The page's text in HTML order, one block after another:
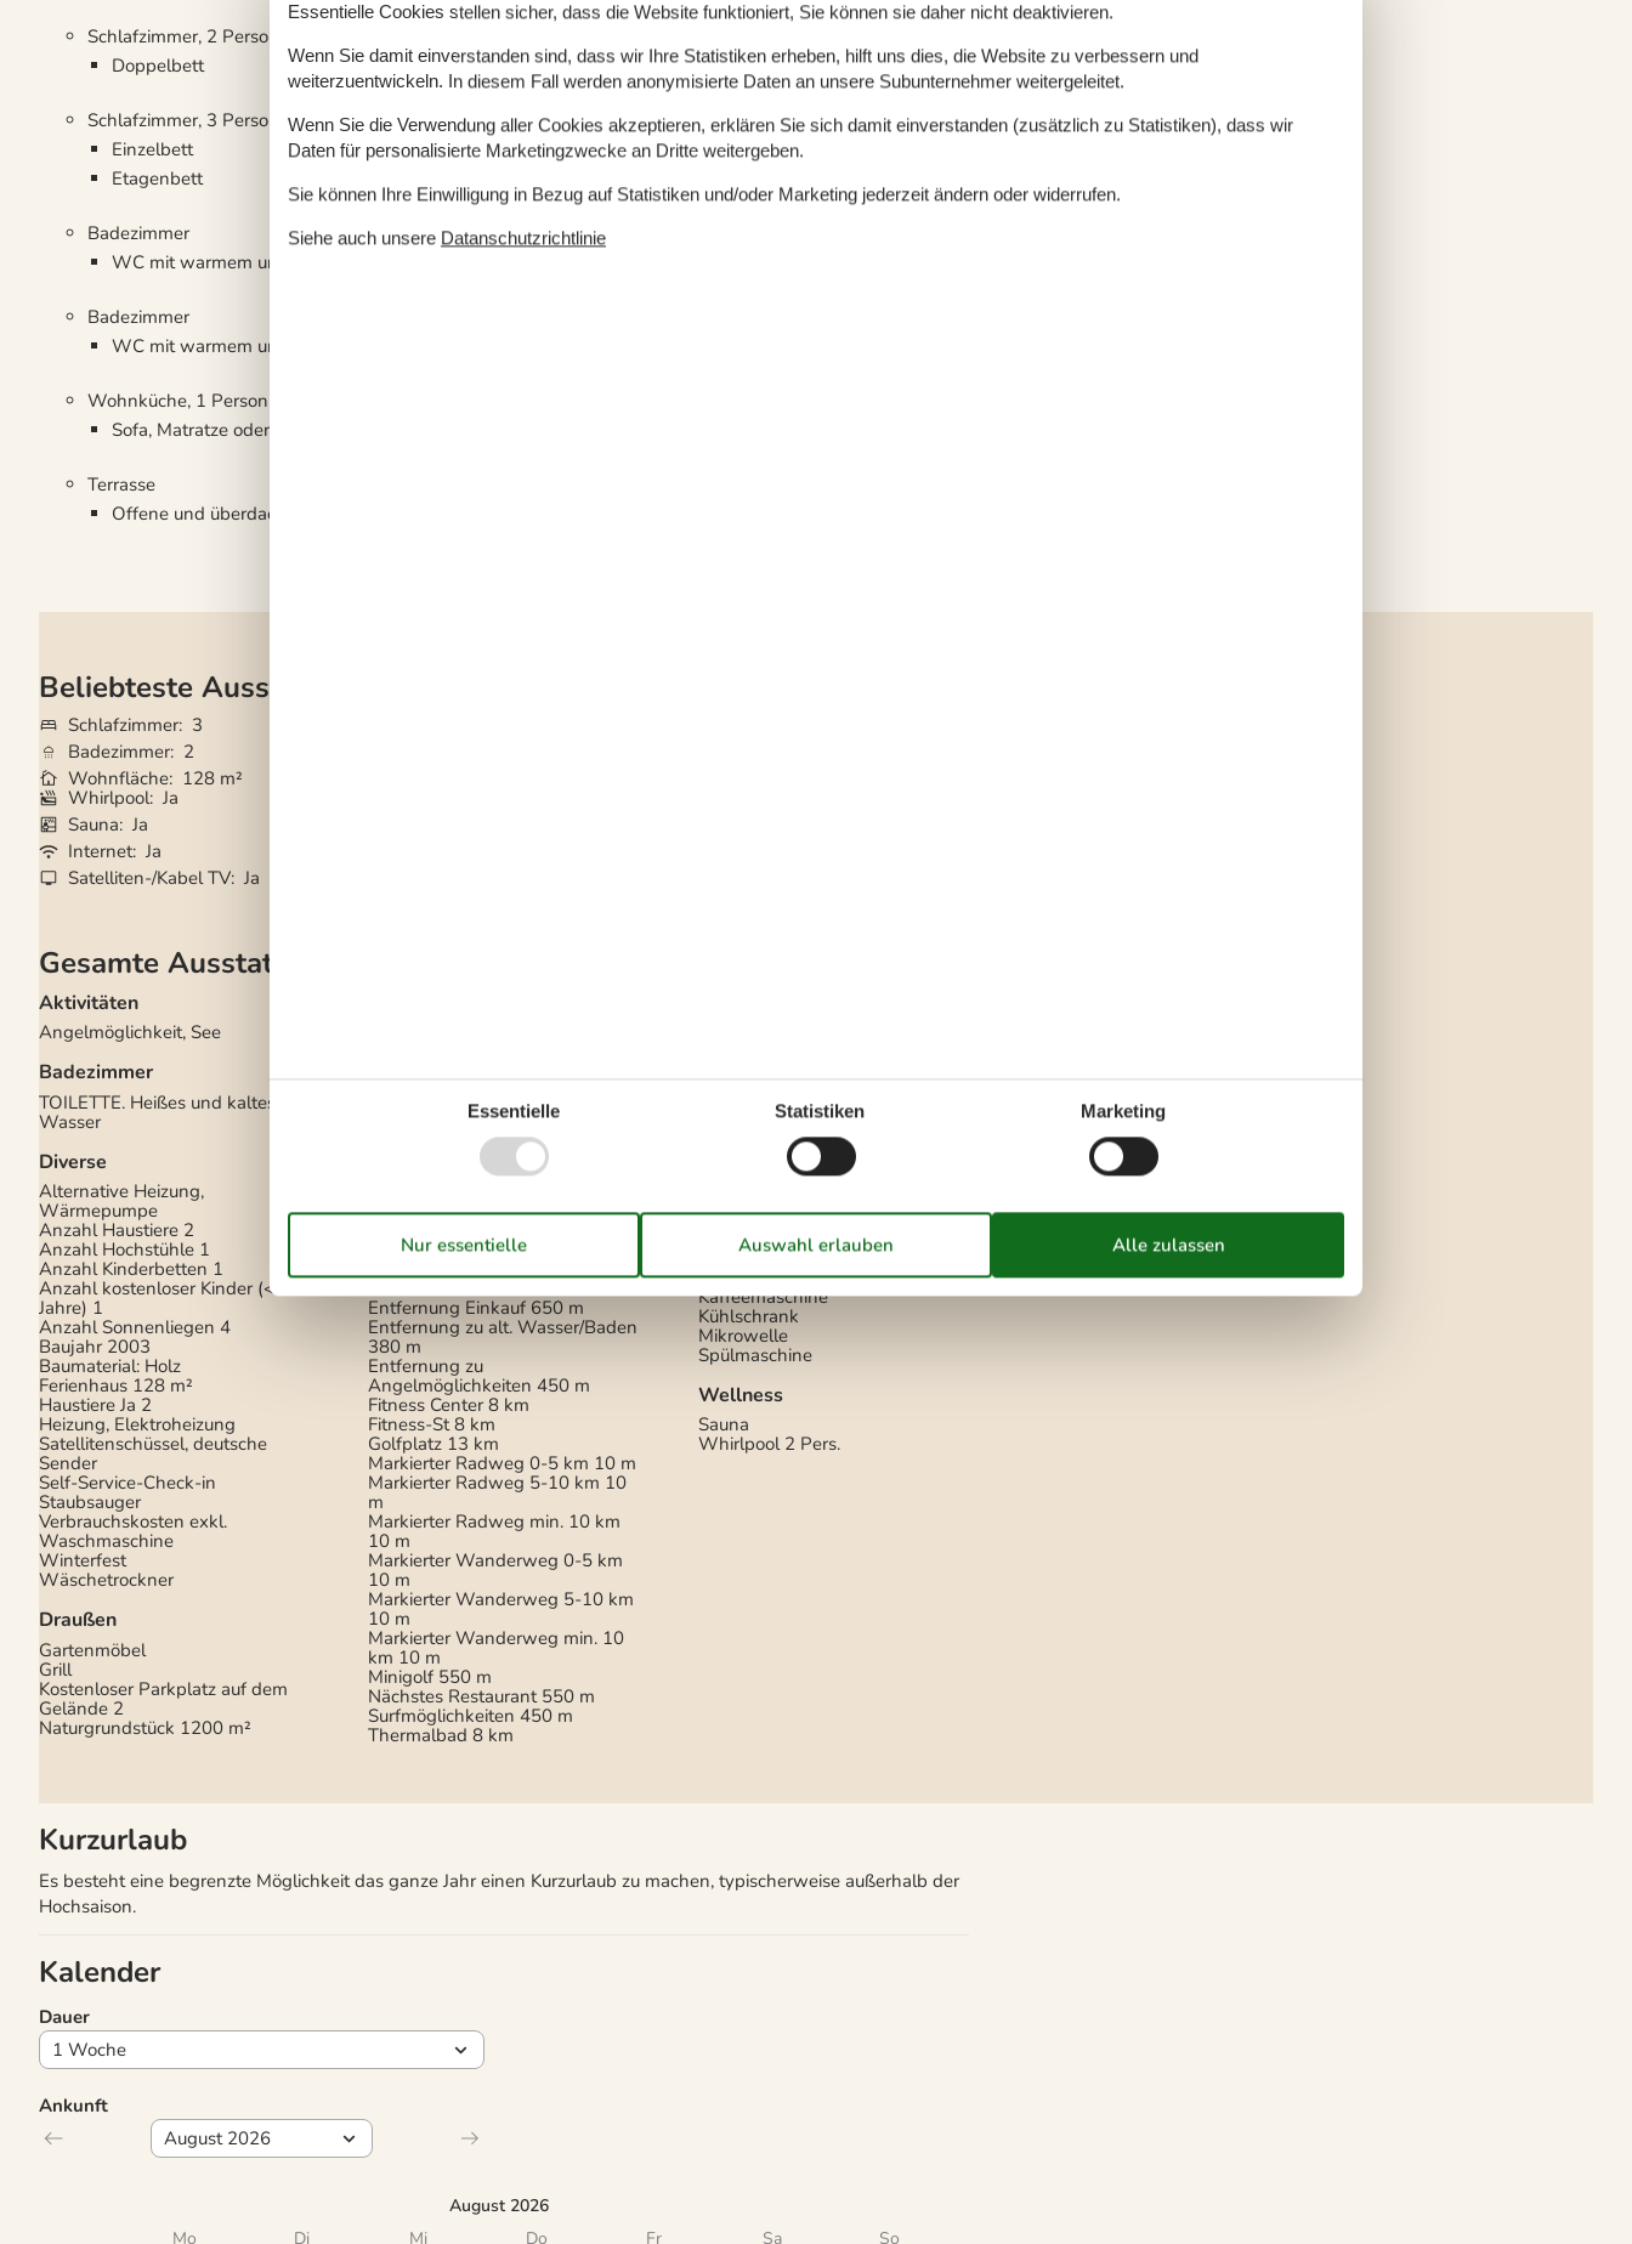
Schlafzimmer, 2 Personen
Doppelbett
Schlafzimmer, 3 Personen
Einzelbett
Etagenbett
Badezimmer
WC mit warmem und kaltem Wasser, Dusche
Badezimmer
WC mit warmem und kaltem Wasser, Dusche
Wohnküche, 1 Person
Sofa, Matratze oder Ähnliches
Terrasse
Offene und überdachte Terrasse
Beliebteste Ausstattungen
Schlafzimmer 3
Badezimmer 2
Wohnfläche 128 m²
Whirlpool Ja
Sauna Ja
Internet Ja
Satelliten-/Kabel TV Ja
Gesamte Ausstattung
Aktivitäten
Angelmöglichkeit, See
Badezimmer
TOILETTE. Heißes und kaltes
Wasser
Diverse
Alternative Heizung,
Wärmepumpe
Anzahl Haustiere 2
Anzahl Hochstühle 1
Anzahl Kinderbetten 1
Anzahl kostenloser Kinder (<4
Jahre) 1
Anzahl Sonnenliegen 4
Baujahr 2003
Baumaterial: Holz
Ferienhaus 128 m²
Haustiere Ja 2
Heizung, Elektroheizung
Satellitenschüssel, deutsche
Sender
Self-Service-Check-in
Staubsauger
Verbrauchskosten exkl.
Waschmaschine
Winterfest
Wäschetrockner
Draußen
Gartenmöbel
Grill
Kostenloser Parkplatz auf dem
Gelände 2
Naturgrundstück 1200 m²
Elektrogeräte
Internet (drahtlos)
In der Nähe
Die nächste Stadt 13 km
Entfernung Einkauf 650 m
Entfernung zu alt. Wasser/Baden
380 m
Entfernung zu
Angelmöglichkeiten 450 m
Fitness Center 8 km
Fitness-St 8 km
Golfplatz 13 km
Markierter Radweg 0-5 km 10 m
Markierter Radweg 5-10 km 10
m
Markierter Radweg min. 10 km
10 m
Markierter Wanderweg 0-5 km
10 m
Markierter Wanderweg 5-10 km
10 m
Markierter Wanderweg min. 10
km 10 m
Minigolf 550 m
Nächstes Restaurant 550 m
Surfmöglichkeiten 450 m
Thermalbad 8 km
Rauchfreies Haus
Abzugshaube
Kochfelder
Die Küche verfügt über
Warmwasser
Gefriertruhe 100 l
Kaffeemaschine
Kühlschrank
Mikrowelle
Spülmaschine
Wellness
Sauna
Whirlpool 2 Pers.
Kurzurlaub
Es besteht eine begrenzte Möglichkeit das ganze Jahr einen Kurzurlaub zu machen, typischerweise außerhalb der
Hochsaison.
Kalender
Ankunft
August 2026
Mo
Di Mi Do Fr Sa So
Dauer
Essentielle Cookies stellen sicher, dass die Website funktioniert, Sie können sie daher nicht deaktivieren.
Wenn Sie damit einverstanden sind, dass wir Ihre Statistiken erheben, hilft uns dies, die Website zu verbessern und
weiterzuentwickeln. In diesem Fall werden anonymisierte Daten an unsere Subunternehmer weitergeleitet.
Wenn Sie die Verwendung aller Cookies akzeptieren, erklären Sie sich damit einverstanden (zusätzlich zu Statistiken), dass wir
Daten für personalisierte Marketingzwecke an Dritte weitergeben.
Sie können Ihre Einwilligung in Bezug auf Statistiken und/oder Marketing jederzeit ändern oder widerrufen.
Siehe auch unsere Datanschutzrichtlinie
Essentielle Statistiken Marketing